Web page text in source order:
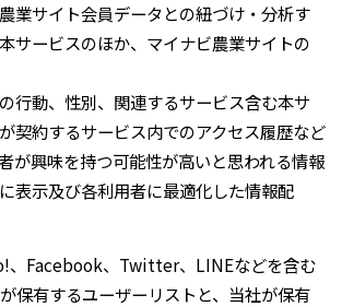
農業サイト会員データとの紐づけ・分析す
サービスのほか、マイナビ農業サイトの
の行動、性別、関連するサービス含む本サ
契約するサービス内でのアクセス履歴など
が興味を持つ可能性が高いと思われる情報
表示及び各利用者に最適化した情報配
、Facebook、Twitter、LINEなどを含む
保有するユーザーリストと、当社が保有